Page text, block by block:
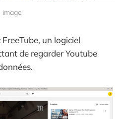
image
un logiciel
de regarder Youtube